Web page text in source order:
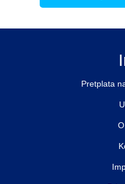
Pretplata